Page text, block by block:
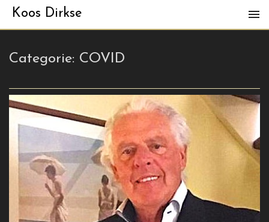
Koos Dirkse
Categorie: COVID